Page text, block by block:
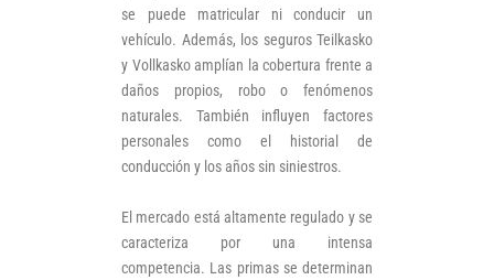
se puede matricular ni conducir un
vehículo. Además, los seguros Teilkasko
y Vollkasko amplían la cobertura frente a
daños propios, robo o fenómenos
naturales. También influyen factores
personales como el historial de
conducción y los años sin siniestros.
El mercado está altamente regulado y se
caracteriza por una intensa
competencia. Las primas se determinan